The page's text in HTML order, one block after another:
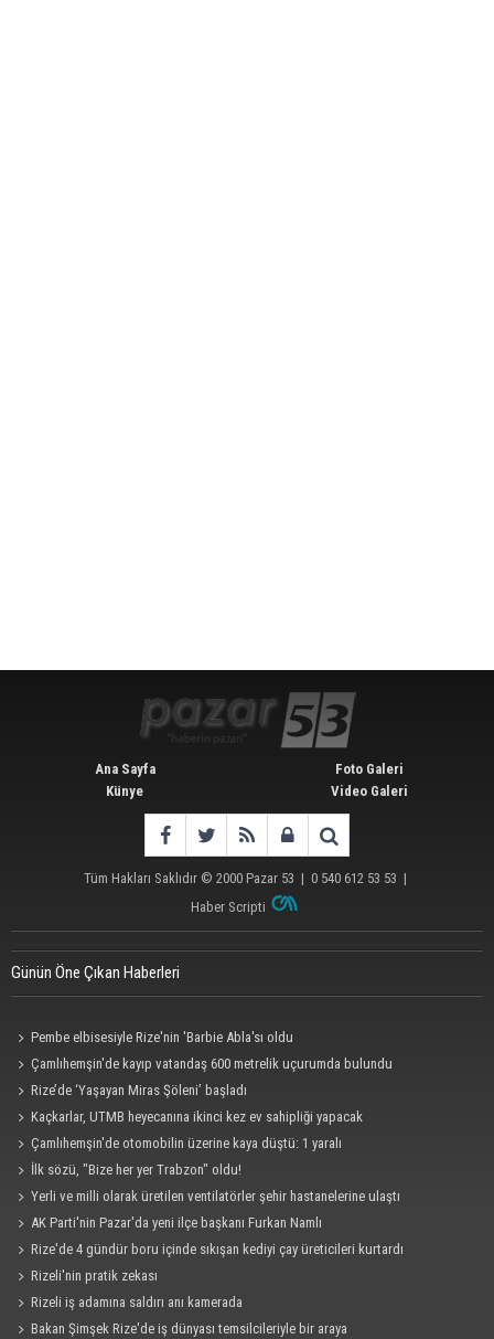
Ana Sayfa
Künye
Foto Galeri
Video Galeri
Tüm Hakları Saklıdır © 2000 Pazar 53 | 0 540 612 53 53 |
Haber Scripti
Günün Öne Çıkan Haberleri
Pembe elbisesiyle Rize'nin 'Barbie Abla'sı oldu
Çamlıhemşin'de kayıp vatandaş 600 metrelik uçurumda bulundu
Rize’de ‘Yaşayan Miras Şöleni’ başladı
Kaçkarlar, UTMB heyecanına ikinci kez ev sahipliği yapacak
Çamlıhemşin'de otomobilin üzerine kaya düştü: 1 yaralı
İlk sözü, "Bize her yer Trabzon" oldu!
Yerli ve milli olarak üretilen ventilatörler şehir hastanelerine ulaştı
AK Parti'nin Pazar'da yeni ilçe başkanı Furkan Namlı
Rize'de 4 gündür boru içinde sıkışan kediyi çay üreticileri kurtardı
Rizeli'nin pratik zekası
Rizeli iş adamına saldırı anı kamerada
Bakan Şimşek Rize'de iş dünyası temsilcileriyle bir araya